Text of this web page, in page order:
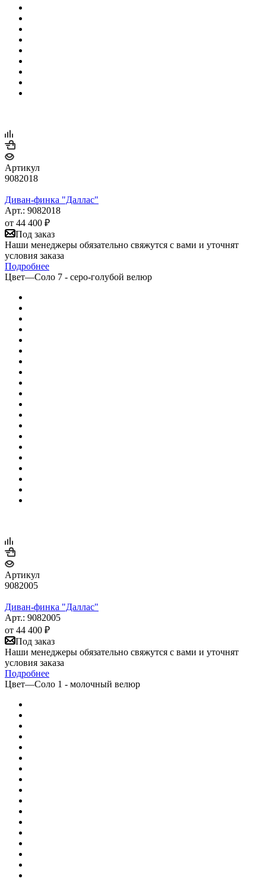
Артикул
9082018
Диван-финка "Даллас"
Арт.: 9082018
от 44 400 ₽
Под заказ
Наши менеджеры обязательно свяжутся с вами и уточнят
условия заказа
Подробнее
Цвет—Соло 7 - серо-голубой велюр
Артикул
9082005
Диван-финка "Даллас"
Арт.: 9082005
от 44 400 ₽
Под заказ
Наши менеджеры обязательно свяжутся с вами и уточнят
условия заказа
Подробнее
Цвет—Соло 1 - молочный велюр